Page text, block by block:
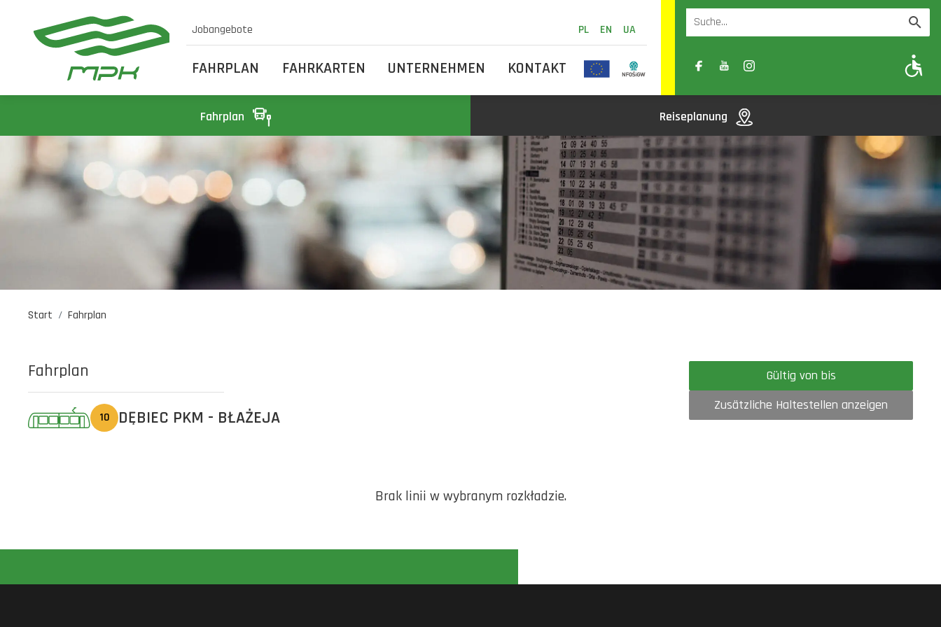
Jobangebote PL EN UA
FAHRPLAN FAHRKARTEN UNTERNEHMEN KONTAKT A- A A+
Fahrplan Reiseplanung
Start Fahrplan
Fahrplan
10 DĘBIEC PKM - BŁAŻEJA
Gültig von bis
Zusätzliche Haltestellen anzeigen
Brak linii w wybranym rozkładzie.